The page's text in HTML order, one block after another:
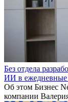
Без отдела
ИИ в ежедневные
Об этом Бизнес
компании